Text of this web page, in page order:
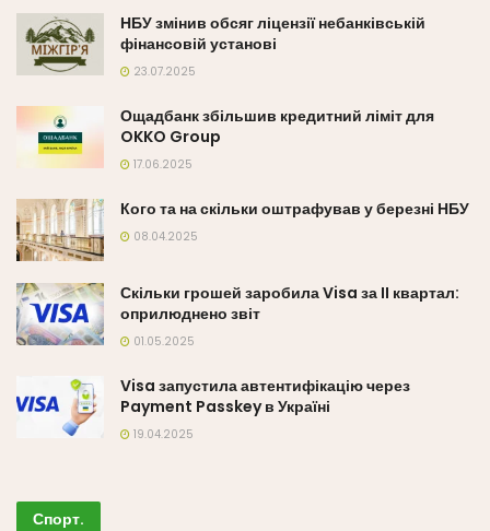
НБУ змінив обсяг ліцензії небанківській
фінансовій установі
23.07.2025
Ощадбанк збільшив кредитний ліміт для
OKKO Group
17.06.2025
Кого та на скільки оштрафував у березні НБУ
08.04.2025
Скільки грошей заробила Visa за II квартал:
оприлюднено звіт
01.05.2025
Visa запустила автентифікацію через
Payment Passkey в Україні
19.04.2025
Спорт.